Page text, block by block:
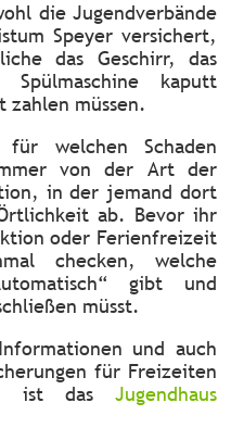
die Jugendverbände
Speyer versichert,
das Geschirr, das
kaputt
zahlen müssen.
welchen Schaden
von der Art der
in der jemand dort
ab. Bevor ihr
oder Ferienfreizeit
checken, welche
gibt und
müsst.
und auch
für Freizeiten
ist das Jugendhaus